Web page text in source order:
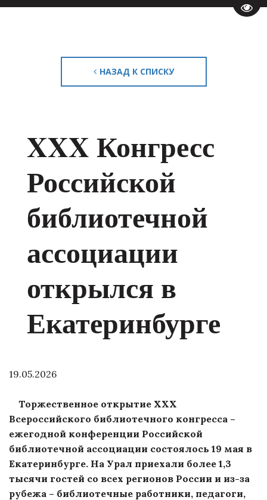
НАЗАД К СПИСКУ
XXX Конгресс
Российской
библиотечной
ассоциации
открылся в
Екатеринбурге
19.05.2026
Торжественное открытие XXX
Всероссийского библиотечного конгресса –
ежегодной конференции Российской
библиотечной ассоциации состоялось 19 мая в
Екатеринбурге. На Урал приехали более 1,3
тысячи гостей со всех регионов России и из-за
рубежа – библиотечные работники, педагоги,